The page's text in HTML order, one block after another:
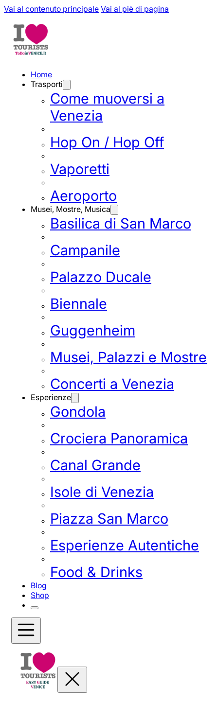
Vai al contenuto principale Vai al piè di pagina
Home
Trasporti
Come muoversi a
Venezia
Hop On / Hop Off
Vaporetti
Aeroporto
Musei, Mostre, Musica
Basilica di San Marco
Campanile
Palazzo Ducale
Biennale
Guggenheim
Musei, Palazzi e Mostre
Concerti a Venezia
Esperienze
Gondola
Crociera Panoramica
Canal Grande
Isole di Venezia
Piazza San Marco
Esperienze Autentiche
Food & Drinks
Blog
Shop